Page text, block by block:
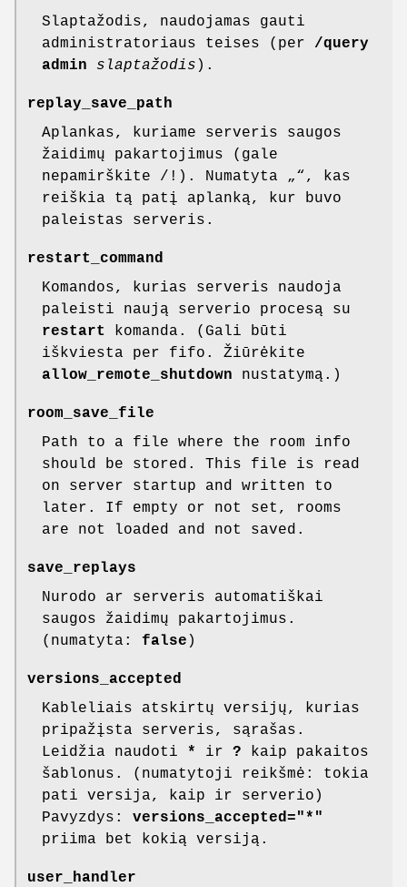
Slaptažodis, naudojamas gauti
administratoriaus teises (per /query
admin
slaptažodis ).
replay_save_path
Aplankas, kuriame serveris saugos
žaidimų pakartojimus (gale
nepamirškite /!). Numatyta „“, kas
reiškia tą patį aplanką, kur buvo
paleistas serveris.
restart_command
Komandos, kurias serveris naudoja
paleisti naują serverio procesą su
restart
komanda. (Gali būti
iškviesta per fifo. Žiūrėkite
allow_remote_shutdown nustatymą.)
room_save_file
Path to a file where the room info
should be stored. This file is read
on server startup and written to
later. If empty or not set, rooms
are not loaded and not saved.
save_replays
Nurodo ar serveris automatiškai
saugos žaidimų pakartojimus.
(numatyta: false )
versions_accepted
Kableliais atskirtų versijų, kurias
pripažįsta serveris, sąrašas.
Leidžia naudoti * ir ? kaip pakaitos
šablonus. (numatytoji reikšmė: tokia
pati versija, kaip ir serverio)
Pavyzdys: versions_accepted="*"
priima bet kokią versiją.
user_handler